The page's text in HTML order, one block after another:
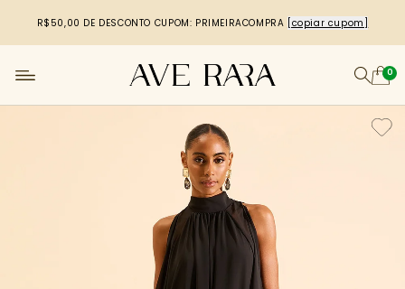
R$50,00 DE DESCONTO CUPOM: PRIMEIRACOMPRA [copiar cupom]
0